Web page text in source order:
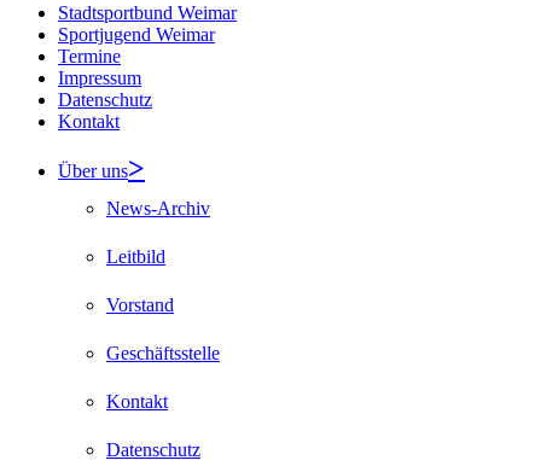
Stadtsportbund Weimar
Sportjugend Weimar
Termine
Impressum
Datenschutz
Kontakt
Über uns
News-Archiv
Leitbild
Vorstand
Geschäftsstelle
Kontakt
Datenschutz